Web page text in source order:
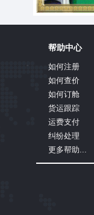
帮助中心
如何注册
如何查价
如何订舱
货运跟踪
运费支付
纠纷处理
更多帮助...